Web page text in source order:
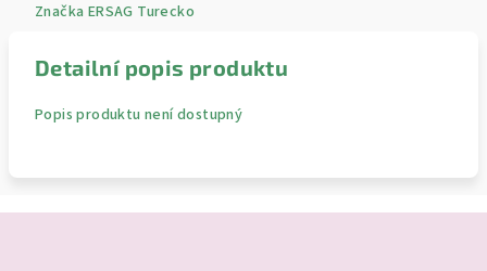
Značka ERSAG Turecko
Detailní popis produktu
Popis produktu není dostupný